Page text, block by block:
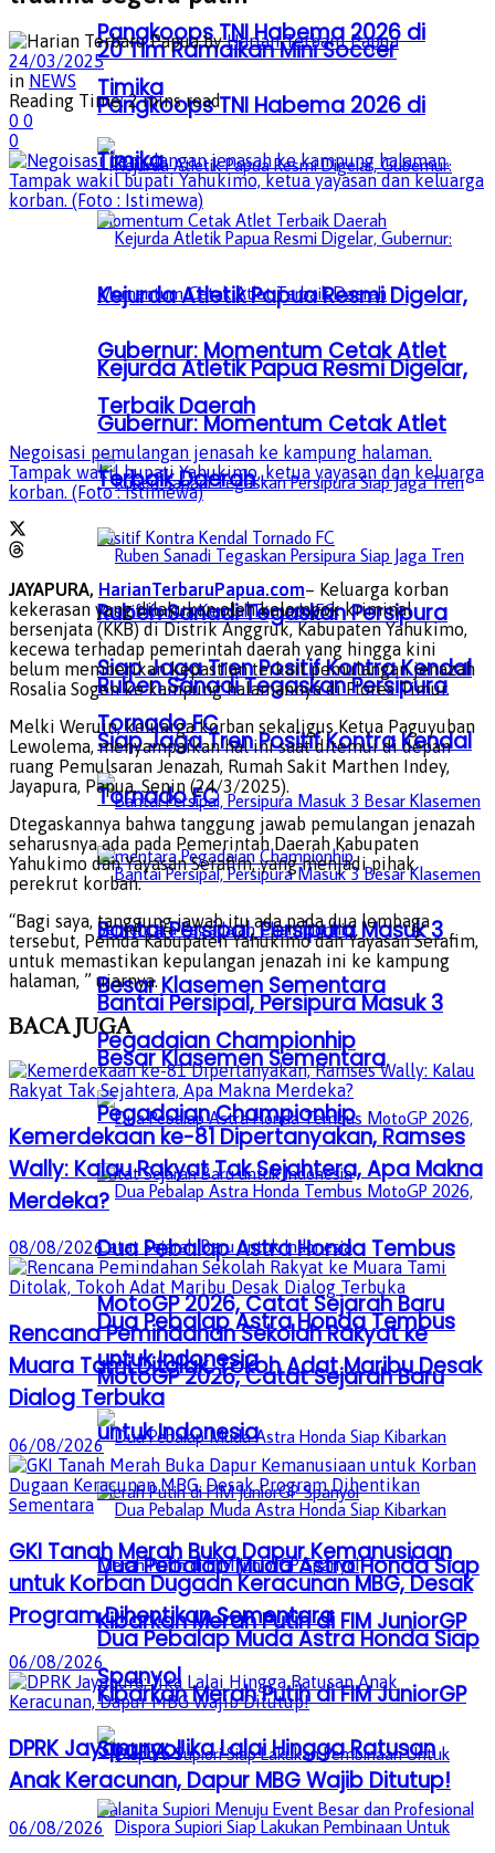
Pangkoops TNI Habema 2026 di
Timika
Kejurda Atletik Papua Resmi Digelar,
Gubernur: Momentum Cetak Atlet
Terbaik Daerah
Ruben Sanadi Tegaskan Persipura
Siap Jaga Tren Positif Kontra Kendal
Tornado FC
Bantai Persipal, Persipura Masuk 3
Besar Klasemen Sementara
Pegadaian Championhip
Dua Pebalap Astra Honda Tembus
MotoGP 2026, Catat Sejarah Baru
untuk Indonesia
Dua Pebalap Muda Astra Honda Siap
Kibarkan Merah Putih di FIM JuniorGP
Spanyol
20 Tim Ramaikan Mini Soccer
Pangkoops TNI Habema 2026 di
Timika
Kejurda Atletik Papua Resmi Digelar,
Gubernur: Momentum Cetak Atlet
Terbaik Daerah
Ruben Sanadi Tegaskan Persipura
Siap Jaga Tren Positif Kontra Kendal
Tornado FC
Bantai Persipal, Persipura Masuk 3
Besar Klasemen Sementara
Pegadaian Championhip
Dua Pebalap Astra Honda Tembus
MotoGP 2026, Catat Sejarah Baru
untuk Indonesia
Dua Pebalap Muda Astra Honda Siap
Kibarkan Merah Putih di FIM JuniorGP
Spanyol
by Harian Terbaru Papua
24/03/2025
in NEWS
Reading Time: 2 mins read
0 0
0
Negoisasi pemulangan jenasah ke kampung halaman.
Tampak wakil bupati Yahukimo, ketua yayasan dan keluarga
korban. (Foto : Istimewa)
JAYAPURA, HarianTerbaruPapua.com– Keluarga korban
kekerasan yang dilakukan oleh kelompok kriminal
bersenjata (KKB) di Distrik Anggruk, Kabupaten Yahukimo,
kecewa terhadap pemerintah daerah yang hingga kini
belum memberikan kepastian terkait pemulangan jenazah
Rosalia Sogen ke kampung halamannya di Flores Timur.
Melki Weruin, keluarga korban sekaligus Ketua Paguyuban
Lewolema, menyampaikan hal ini saat ditemui di depan
ruang Pemulsaran Jenazah, Rumah Sakit Marthen Indey,
Jayapura, Papua, Senin (24/3/2025).
Dtegaskannya bahwa tanggung jawab pemulangan jenazah
seharusnya ada pada Pemerintah Daerah Kabupaten
Yahukimo dan Yayasan Serafim, yang menjadi pihak
perekrut korban.
“Bagi saya, tanggung jawab itu ada pada dua lembaga
tersebut, Pemda Kabupaten Yahukimo dan Yayasan Serafim,
untuk memastikan kepulangan jenazah ini ke kampung
halaman, ” ujarnya.
BACAJUGA
Kemerdekaan ke-81 Dipertanyakan, Ramses
Wally: Kalau Rakyat Tak Sejahtera, Apa Makna
Merdeka?
08/08/2026
Rencana Pemindahan Sekolah Rakyat ke
Muara Tami Ditolak, Tokoh Adat Maribu Desak
Dialog Terbuka
06/08/2026
GKI Tanah Merah Buka Dapur Kemanusiaan
untuk Korban Dugaan Keracunan MBG, Desak
Program Dihentikan Sementara
06/08/2026
DPRK Jayapura: Jika Lalai Hingga Ratusan
Anak Keracunan, Dapur MBG Wajib Ditutup!
06/08/2026